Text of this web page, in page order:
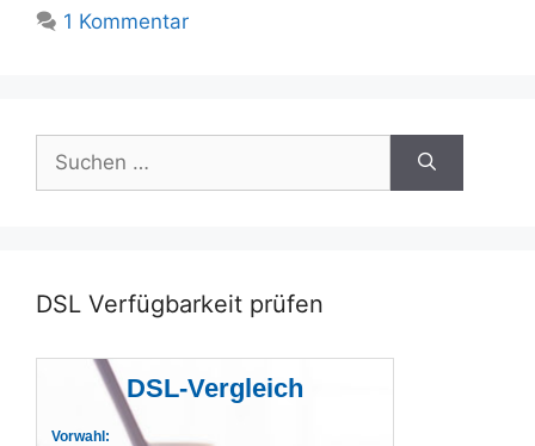
1 Kommentar
nach:
DSL Verfügbarkeit prüfen
DSL-Vergleich
Vorwahl: